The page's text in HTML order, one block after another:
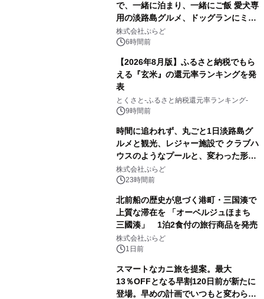
で、一緒に泊まり、一緒にご飯 愛犬専
用の淡路島グルメ、ドッグランにミニ
プール グランピングとトレーラーハウ
スの2施設で
株式会社ぷらど
6時間前
【2026年8月版】ふるさと納税でもら
える『玄米』の還元率ランキングを発
表
とくさと-ふるさと納税還元率ランキング-
9時間前
時間に追われず、丸ごと1日淡路島グ
ルメと観光、レジャー施設で クラブハ
ウスのようなプールと、変わった形の
サウナも 「THE BOXY AWAJI」のお
得な素泊まり連泊プランで
株式会社ぷらど
23時間前
北前船の歴史が息づく港町・三国湊で
上質な滞在を 「オーベルジュほまち
三國湊」 1泊2食付の旅行商品を発売
株式会社ぷらど
1日前
スマートなカニ旅を提案。最大
13％OFFとなる早割120日前が新たに
登場。早めの計画でいつもと変わらぬ